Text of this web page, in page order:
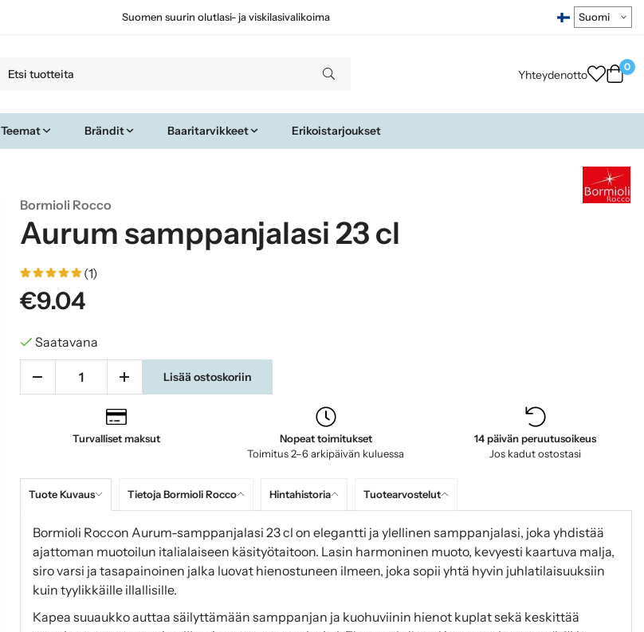
Suomen suurin olutlasi- ja viskilasivalikoima
Yhteydenotto
0
Teemat Brändit Baaritarvikkeet Erikoistarjoukset
Bormioli Rocco
Aurum samppanjalasi 23 cl
(1)
€9.04
Saatavana
Lisää ostoskoriin
Turvalliset maksut
Nopeat toimitukset
Toimitus 2–6 arkipäivän kuluessa
14 päivän peruutusoikeus
Jos kadut ostostasi
Tuote Kuvaus Tietoja Bormioli Rocco Hintahistoria Tuotearvostelut
Bormioli Roccon Aurum-samppanjalasi 23 cl on elegantti ja ylellinen samppanjalasi, joka yhdistää
ajattoman muotoilun italialaiseen käsityötaitoon. Lasin harmoninen muoto, kevyesti kaartuva malja,
siro varsi ja tasapainoinen jalka luovat hienostuneen ilmeen, joka sopii yhtä hyvin juhlatilaisuuksiin
kuin tyylikkäille illallisille.
Kapea suuaukko auttaa säilyttämään samppanjan ja kuohuviinin hienot kuplat sekä keskittää